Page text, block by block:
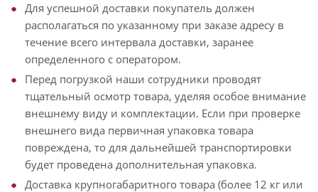
Для успешной доставки покупатель должен
располагаться по указанному при заказе адресу в
течение всего интервала доставки, заранее
определенного с оператором.
Перед погрузкой наши сотрудники проводят
тщательный осмотр товара, уделяя особое внимание
внешнему виду и комплектации. Если при проверке
внешнего вида первичная упаковка товара
повреждена, то для дальнейшей транспортировки
будет проведена дополнительная упаковка.
Доставка крупногабаритного товара (более 12 кг или